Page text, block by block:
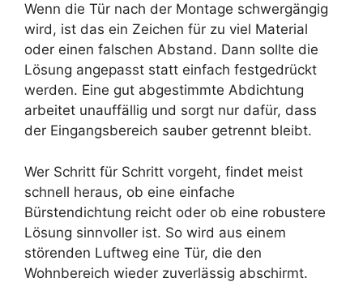
Wenn die Tür nach der Montage schwergängig
wird, ist das ein Zeichen für zu viel Material
oder einen falschen Abstand. Dann sollte die
Lösung angepasst statt einfach festgedrückt
werden. Eine gut abgestimmte Abdichtung
arbeitet unauffällig und sorgt nur dafür, dass
der Eingangsbereich sauber getrennt bleibt.
Wer Schritt für Schritt vorgeht, findet meist
schnell heraus, ob eine einfache
Bürstendichtung reicht oder ob eine robustere
Lösung sinnvoller ist. So wird aus einem
störenden Luftweg eine Tür, die den
Wohnbereich wieder zuverlässig abschirmt.